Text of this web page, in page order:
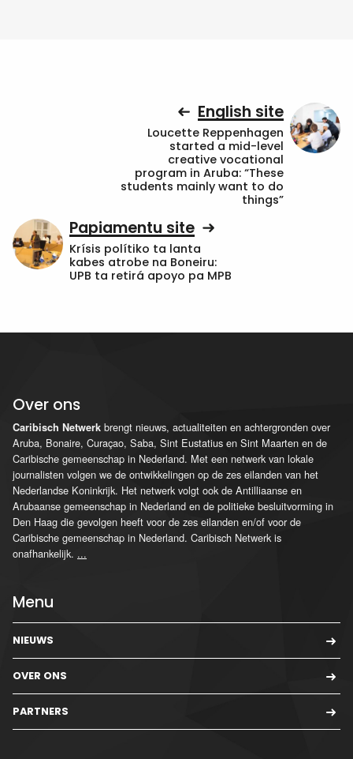
English site
Loucette Reppenhagen
started a mid-level
creative vocational
program in Aruba: “These
students mainly want to do
things”
Papiamentu site
Krísis polítiko ta lanta
kabes atrobe na Boneiru:
UPB ta retirá apoyo pa MPB
Over ons
Caribisch Netwerk brengt nieuws, actualiteiten en achtergronden over
Aruba, Bonaire, Curaçao, Saba, Sint Eustatius en Sint Maarten en de
Caribische gemeenschap in Nederland. Met een netwerk van lokale
journalisten volgen we de ontwikkelingen op de zes eilanden van het
Nederlandse Koninkrijk. Het netwerk volgt ook de Antilliaanse en
Arubaanse gemeenschap in Nederland en de politieke besluitvorming in
Den Haag die gevolgen heeft voor de zes eilanden en/of voor de
Caribische gemeenschap in Nederland. Caribisch Netwerk is
onafhankelijk. ...
Menu
NIEUWS
OVER ONS
PARTNERS